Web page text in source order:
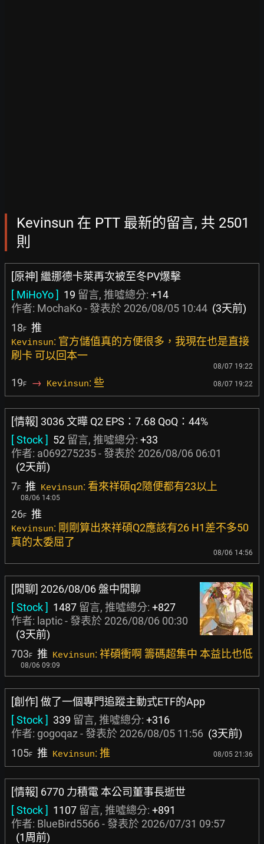
Kevinsun 在 PTT 最新的留言, 共 2501
則
[原神] 繼挪德卡萊再次被至冬PV爆擊
[ MiHoYo ] 19 留言, 推噓總分: +14
作者: MochaKo- 發表於 2026/08/05 10:44 (3天前)
18F 推
Kevinsun: 官方儲值真的方便很多，我現在也是直接
刷卡 可以回本一
08/07 19:22
19F → Kevinsun: 些 08/07 19:22
[情報] 3036 文曄 Q2 EPS：7.68 QoQ：44%
[ Stock ] 52 留言, 推噓總分: +33
作者: a069275235- 發表於 2026/08/06 06:01
(2天前)
7F 推 Kevinsun: 看來祥碩q2隨便都有23以上
08/06 14:05
26F 推
Kevinsun: 剛剛算出來祥碩Q2應該有26 H1差不多50
真的太委屈了
08/06 14:56
[閒聊] 2026/08/06 盤中閒聊
[ Stock ] 1487 留言, 推噓總分: +827
作者: laptic- 發表於 2026/08/06 00:30
(3天前)
703F 推 Kevinsun: 祥碩衝啊 籌碼超集中 本益比也低
08/06 09:09
[創作] 做了一個專門追蹤主動式ETF的App
[ Stock ] 339 留言, 推噓總分: +316
作者: gogoqaz - 發表於 2026/08/05 11:56 (3天前)
105F 推 Kevinsun: 推 08/05 21:36
[情報] 6770 力積電 本公司董事長逝世
[ Stock ] 1107 留言, 推噓總分: +891
作者: BlueBird5566- 發表於 2026/07/31 09:57
(1周前)